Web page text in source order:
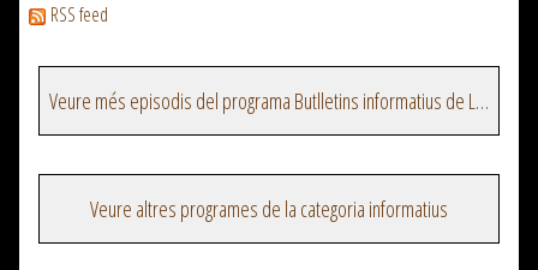
RSS feed
Veure més episodis del programa Butlletins informatius de La Xarxa
Veure altres programes de la categoria informatius